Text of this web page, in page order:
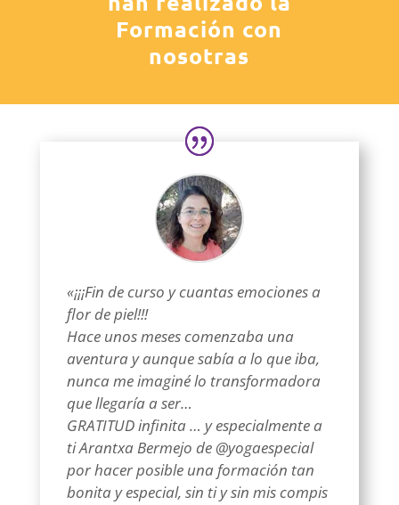
Formación con
nosotras
«¡¡¡Fin de curso y cuantas emociones a
flor de piel!!!
Hace unos meses comenzaba una
aventura y aunque sabía a lo que iba,
nunca me imaginé lo transformadora
que llegaría a ser…
GRATITUD infinita … y especialmente a
ti Arantxa Bermejo de @yogaespecial
por hacer posible una formación tan
bonita y especial, sin ti y sin mis compis